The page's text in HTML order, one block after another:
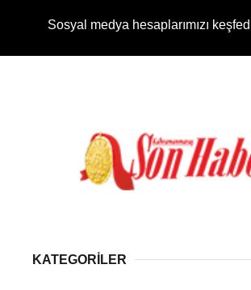
Sosyal medya hesaplarımızı
KATEGORİLER